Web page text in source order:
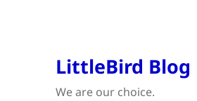
LittleBird Blog
We are our choice.